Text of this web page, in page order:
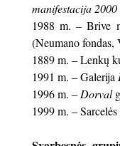
manifestacija 2000
1988 m. – Brive
(Neumano fondas,
1889 m. – Lenkų
1991 m. – Galerija
1996 m. – Dorval
1999 m. –